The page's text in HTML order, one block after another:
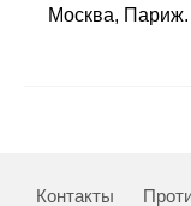
Издания
Москва, Париж.
Контакты